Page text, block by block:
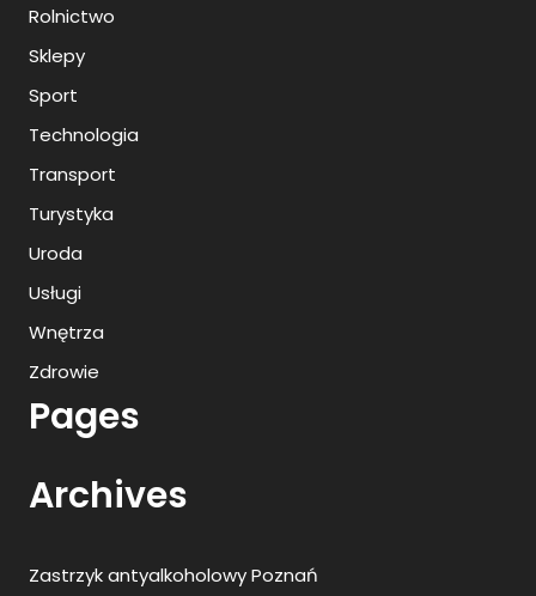
Rolnictwo
Sklepy
Sport
Technologia
Transport
Turystyka
Uroda
Usługi
Wnętrza
Zdrowie
Pages
Archives
Zastrzyk antyalkoholowy Poznań